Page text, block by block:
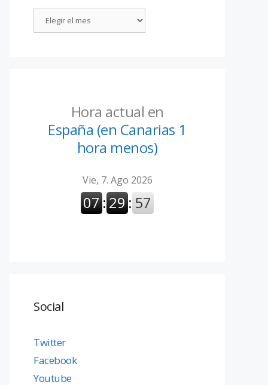
Hora actual en
España (en Canarias 1
hora menos)
Social
Twitter
Facebook
Youtube